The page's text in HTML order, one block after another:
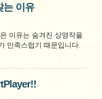
는 이유
이유는 숨겨진 상영작을
만족스럽기 때문입니다.